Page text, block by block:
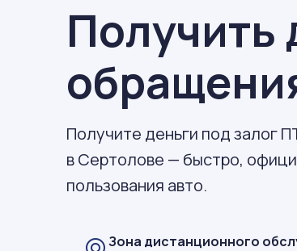
Получить
Получите деньги под залог
в Сертолове — быстро,
пользования авто.
Зона дистанционного